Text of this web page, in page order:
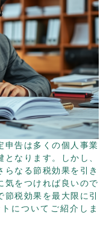
申告は多くの個人事業
なります。しかし、
なる節税効果を引き
気をつければ良いので
税効果を最大限に引
についてご紹介しま